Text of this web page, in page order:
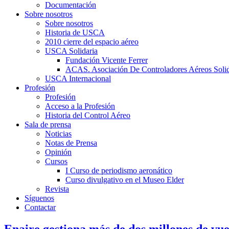
Documentación
Sobre nosotros
Sobre nosotros
Historia de USCA
2010 cierre del espacio aéreo
USCA Solidaria
Fundación Vicente Ferrer
ACAS. Asociación De Controladores Aéreos
USCA Internacional
Profesión
Profesión
Acceso a la Profesión
Historia del Control Aéreo
Sala de prensa
Noticias
Notas de Prensa
Opinión
Cursos
I Curso de periodismo aeronático
Curso divulgativo en el Museo Elder
Revista
Síguenos
Contactar